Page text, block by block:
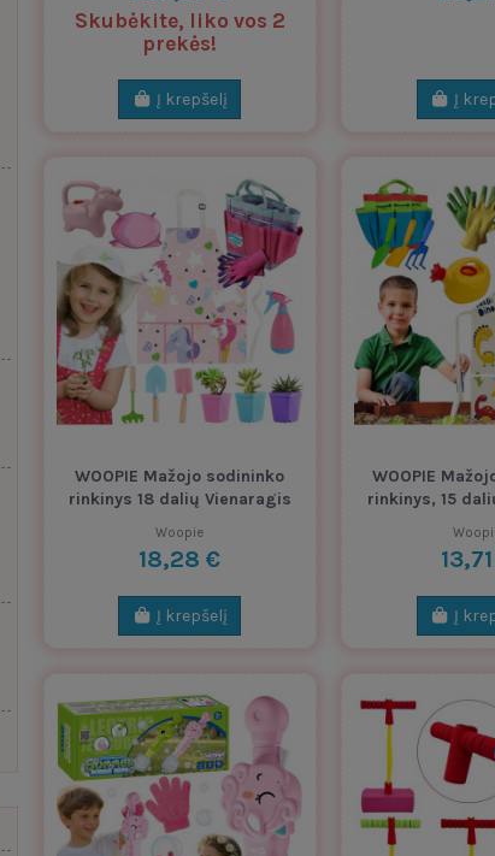
Skubėkite, liko vos 2
prekės!
Į krepšelį Į
WOOPIE Mažojo sodininko
rinkinys 18 dalių Vienaragis
Woopie
18,28 €
Į krepšelį
WOOPIE
rinkinys, 15
Į